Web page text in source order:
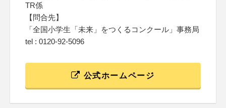
TR係
【問合先】
「全国小学生「未来」をつくるコンクール」事務局
tel : 0120-92-5096
公式ホームページ